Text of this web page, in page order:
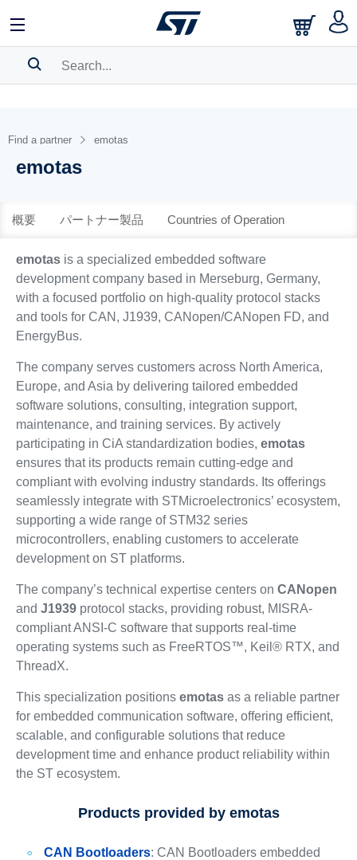
BOOKMARK
Pleaselog in
English
Find a partner emotas
emotas
概要 パートナー製品 Countries of Operation
emotasis a specialized embedded software
development company based in Merseburg, Germany,
with a focused portfolio on high-quality protocol stacks
and tools for CAN, J1939, CANopen/CANopen FD, and
EnergyBus.
The company serves customers across North America,
Europe, and Asia by delivering tailored embedded
software solutions, consulting, integration support,
maintenance, and training services. By actively
participating in CiA standardization bodies, emotas
ensures that its products remain cutting-edge and
compliant with evolving industry standards. Its offerings
seamlessly integrate with STMicroelectronics’ ecosystem,
supporting a wide range of STM32 series
microcontrollers, enabling customers to accelerate
development on ST platforms.
The company’s technical expertise centers on CANopen
and J1939protocol stacks, providing robust, MISRA-
compliant ANSI-C software that supports real-time
operating systems such as FreeRTOS™, Keil® RTX, and
ThreadX.
This specialization positions emotasas a reliable partner
for embedded communication software, offering efficient,
scalable, and configurable solutions that reduce
development time and enhance product reliability within
the ST ecosystem.
Products provided by emotas
CAN Bootloaders: CAN Bootloaders embedded